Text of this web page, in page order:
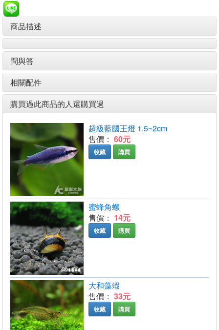
商品描述
問與答
相關配件
購買過此商品的人還購買過
超級藍國王燈 1.5~2cm
售價： 60元
收藏 購買
蜜蜂角螺
售價： 14元
收藏 購買
大和藻蝦
售價： 33元
收藏 購買